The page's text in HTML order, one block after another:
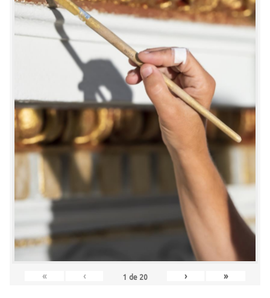
« ‹ 1 de 20 › »